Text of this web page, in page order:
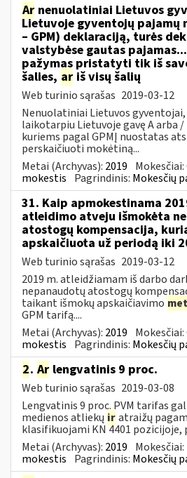
Ar nenuolatiniai Lietuvos
Lietuvoje gyventojų pajamų
– GPM) deklaraciją, turės
valstybėse gautas
pažymas pristatyti tik iš
šalies, ar iš visų šalių
Web turinio sąrašas 2019-03-12
Nenuolatiniai Lietuvos
laikotarpiu Lietuvoje gavę A arba /
kuriems pagal GPMĮ nuostatas
perskaičiuoti mokėtiną...
Metai (Archyvas): 2019 Mokesčiai:
mokestis Pagrindinis: Mokesčių
31. Kaip apmokestinama
atleidimo atveju išmokėta
atostogų kompensacija,
apskaičiuota už periodą iki
Web turinio sąrašas 2019-03-12
2019 m. atleidžiamam iš darbo
nepanaudotų atostogų
taikant išmokų apskaičiavimo
GPM tarifą....
Metai (Archyvas): 2019 Mokesčiai:
mokestis Pagrindinis: Mokesčių
2. Ar lengvatinis 9 proc.
Web turinio sąrašas 2019-03-08
Lengvatinis 9 proc. PVM tarifas
medienos atliekų iratraižų
klasifikuojami KN 4401 pozicijoje,
Metai (Archyvas): 2019 Mokesčiai:
mokestis Pagrindinis: Mokesčių